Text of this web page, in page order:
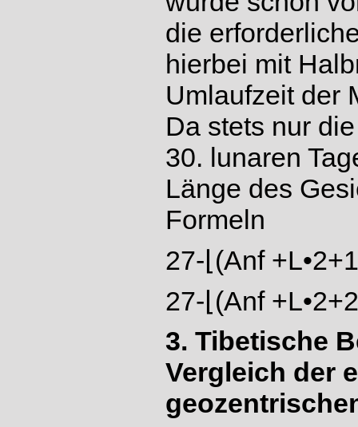
die
hierbei mit
Umlaufzeit der
Da stets nur
30. lunaren
Länge des
Formeln
27-⌊(Anf
27-⌊(Anf
3. Tibetische
Vergleich der